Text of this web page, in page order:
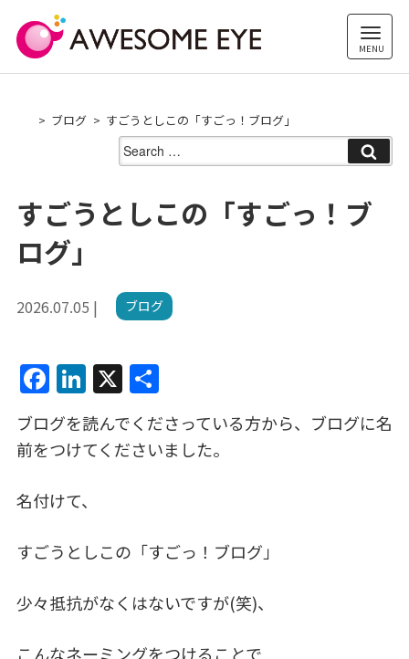
content
ブログ すごうとしこの「すごっ！ブログ」
Search
for:
すごうとしこの「すごっ！ブ
ログ」
2026.07.05 | ブログ
F
a
c
e
b
o
Li
n
k
e
dI
X 共
有
ブログを読んでくださっている方から、ブログに名
前をつけてくださいました。
名付けて、
すごうとしこの「すごっ！ブログ」
少々抵抗がなくはないですが(笑)、
こんなネーミングをつけることで